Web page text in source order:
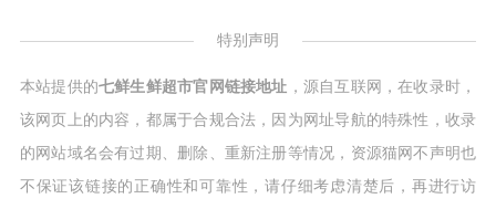
特别声明
本站提供的七鲜生鲜超市官网链接地址 ，源自互联网，在收录时，
该网页上的内容，都属于合规合法，因为网址导航的特殊性，收录
的网站域名会有过期、删除、重新注册等情况，资源猫网不声明也
不保证该链接的正确性和可靠性，请仔细考虑清楚后，再进行访